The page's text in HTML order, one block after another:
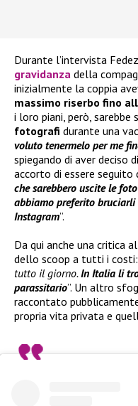
Durante l’intervista
gravidanza della
inizialmente la coppia
massimo riserbo fino
i loro piani, però, sarebbe
fotografi durante una
voluto tenermelo per me
spiegando di aver deciso
accorto di essere seguito
che sarebbero uscite le
abbiamo preferito bruciarli
Instagram”.
Da qui anche una critica
dello scoop a tutti i costi:
tutto il giorno.In Italia li
parassitario”. Un altro
raccontato
propria vita privata e